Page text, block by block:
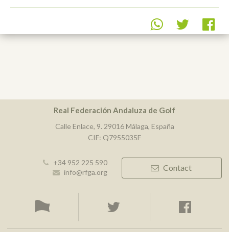
Real Federación Andaluza de Golf
Calle Enlace, 9. 29016 Málaga, España
CIF: Q7955035F
+34 952 225 590
info@rfga.org
Contact